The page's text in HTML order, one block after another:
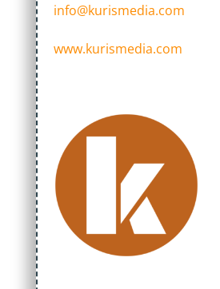
info@kurismedia.com
www.kurismedia.com